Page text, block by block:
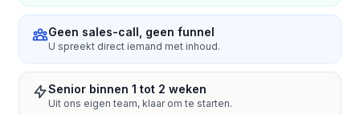
Geen sales-call, geen funnel
U spreekt direct iemand met inhoud.
Senior binnen 1 tot 2 weken
Uit ons eigen team, klaar om te starten.